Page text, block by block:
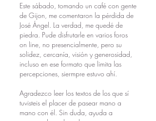
Este sábado, tomando un café con gente
de Gijon, me comentaron la pérdida de
José Ángel. La verdad, me quedé de
piedra. Pude disfrutarle en varios foros
on line, no presencialmente, pero su
solidez, cercanía, visión y generosidad,
incluso en ese formato que limita las
percepciones, siermpre estuvo ahí.
Agradezco leer los textos de los que sí
tuvisteis el placer de pasear mano a
mano con él. Sin duda, ayuda a